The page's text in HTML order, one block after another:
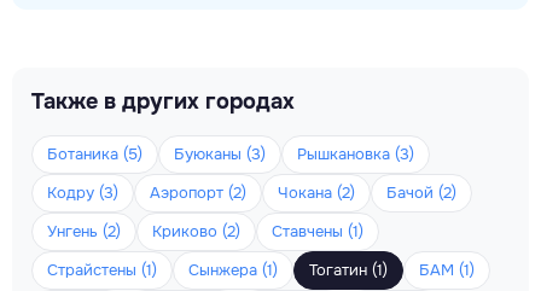
Также в других городах
Ботаника (5) Буюканы (3)
Рышкановка (3)
Кодру (3)
Аэропорт (2) Чокана (2)
Бачой (2)
Унгень (2)
Криково (2)
Ставчены (1)
Страйстены (1)
Сынжера (1) Тогатин (1)
БАМ (1)